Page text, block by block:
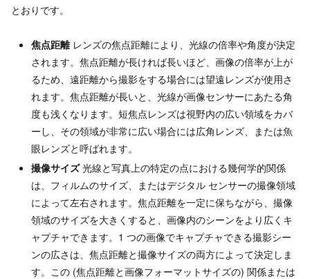
とおりです。
焦点距離レンズの焦点距離により、光線の倍率や角度が決定
されます。焦点距離が長ければ長いほど、画像の倍率が上が
るため、遠距離から撮影をする場合には望遠レンズが使用さ
れます。焦点距離が長いと、光線が画像センサーにあたる角
度も浅くなります。短焦点レンズは視野内の広い領域をカバ
ーし、その領域が非常に広い場合には広角レンズ、または魚
眼レンズと呼ばれます。
撮像サイズ光線と写真上の特定の点における幾何学的関係
は、フィルムのサイズ、またはデジタル センサーの撮像領域
によって左右されます。焦点距離を一定に保ちながら、撮像
領域のサイズを大きくすると、画像内のシーンをより広くキ
ャプチャできます。1 つの画像でキャプチャできる撮影シー
ンの広さは、焦点距離と撮像サイズの両方によって決定しま
す。この (焦点距離と画像フォーマットサイズの) 関係または